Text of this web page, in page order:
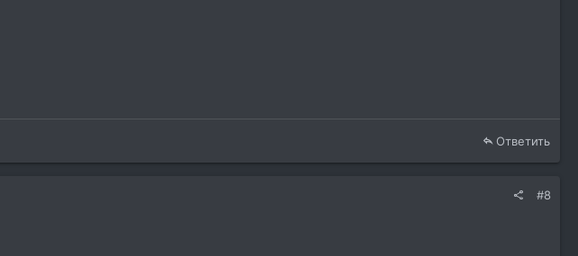
Ответить
#8